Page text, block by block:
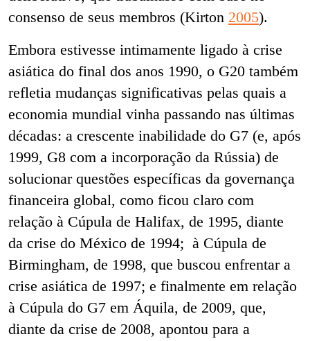
consenso de seus membros (Kirton 2005).
Embora estivesse intimamente ligado à crise
asiática do final dos anos 1990, o G20 também
refletia mudanças significativas pelas quais a
economia mundial vinha passando nas últimas
décadas: a crescente inabilidade do G7 (e, após
1999, G8 com a incorporação da Rússia) de
solucionar questões específicas da governança
financeira global, como ficou claro com
relação à Cúpula de Halifax, de 1995, diante
da crise do México de 1994; à Cúpula de
Birmingham, de 1998, que buscou enfrentar a
crise asiática de 1997; e finalmente em relação
à Cúpula do G7 em Áquila, de 2009, que,
diante da crise de 2008, apontou para a